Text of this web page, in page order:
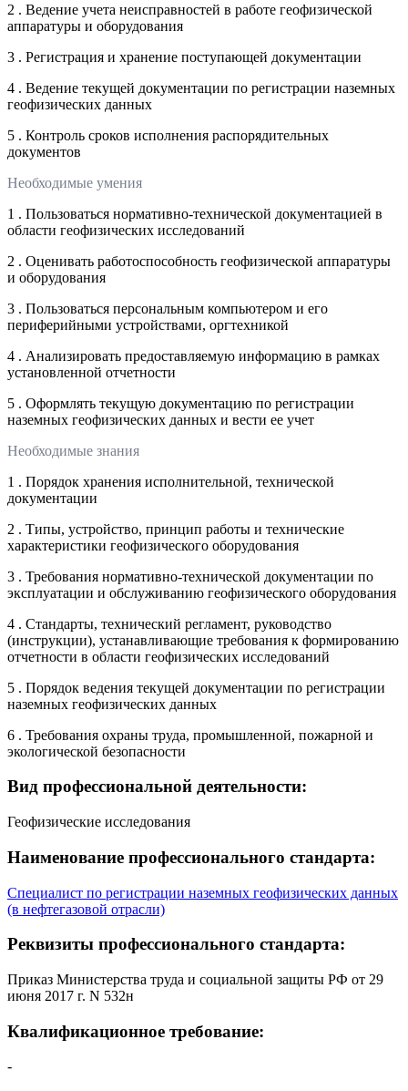
2 . Ведение учета неисправностей в работе геофизической
аппаратуры и оборудования
3 . Регистрация и хранение поступающей документации
4 . Ведение текущей документации по регистрации наземных
геофизических данных
5 . Контроль сроков исполнения распорядительных
документов
Необходимые умения
1 . Пользоваться нормативно-технической документацией в
области геофизических исследований
2 . Оценивать работоспособность геофизической аппаратуры
и оборудования
3 . Пользоваться персональным компьютером и его
периферийными устройствами, оргтехникой
4 . Анализировать предоставляемую информацию в рамках
установленной отчетности
5 . Оформлять текущую документацию по регистрации
наземных геофизических данных и вести ее учет
Необходимые знания
1 . Порядок хранения исполнительной, технической
документации
2 . Типы, устройство, принцип работы и технические
характеристики геофизического оборудования
3 . Требования нормативно-технической документации по
эксплуатации и обслуживанию геофизического оборудования
4 . Стандарты, технический регламент, руководство
(инструкции), устанавливающие требования к формированию
отчетности в области геофизических исследований
5 . Порядок ведения текущей документации по регистрации
наземных геофизических данных
6 . Требования охраны труда, промышленной, пожарной и
экологической безопасности
Вид профессиональной деятельности:
Геофизические исследования
Наименование профессионального стандарта:
Специалист по регистрации наземных геофизических данных
(в нефтегазовой отрасли)
Реквизиты профессионального стандарта:
Приказ Министерства труда и социальной защиты РФ от 29
июня 2017 г. N 532н
Квалификационное требование:
-